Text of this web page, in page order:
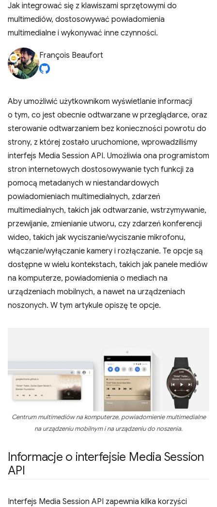
Jak integrować się z klawiszami sprzętowymi do
multimediów, dostosowywać powiadomienia
multimedialne i wykonywać inne czynności.
François Beaufort
Aby umożliwić użytkownikom wyświetlanie informacji
o tym, co jest obecnie odtwarzane w przeglądarce, oraz
sterowanie odtwarzaniem bez konieczności powrotu do
strony, z której zostało uruchomione, wprowadziliśmy
interfejs Media Session API. Umożliwia ona programistom
stron internetowych dostosowywanie tych funkcji za
pomocą metadanych w niestandardowych
powiadomieniach multimedialnych, zdarzeń
multimedialnych, takich jak odtwarzanie, wstrzymywanie,
przewijanie, zmienianie utworu, czy zdarzeń konferencji
wideo, takich jak wyciszanie/wyciszanie mikrofonu,
włączanie/wyłączanie kamery i rozłączanie. Te opcje są
dostępne w wielu kontekstach, takich jak panele mediów
na komputerze, powiadomienia o mediach na
urządzeniach mobilnych, a nawet na urządzeniach
noszonych. W tym artykule opiszę te opcje.
Centrum multimediów na komputerze, powiadomienie multimedialne
na urządzeniu mobilnym i na urządzeniu do noszenia.
Informacje o interfejsie Media Session
API
Interfejs Media Session API zapewnia kilka korzyści